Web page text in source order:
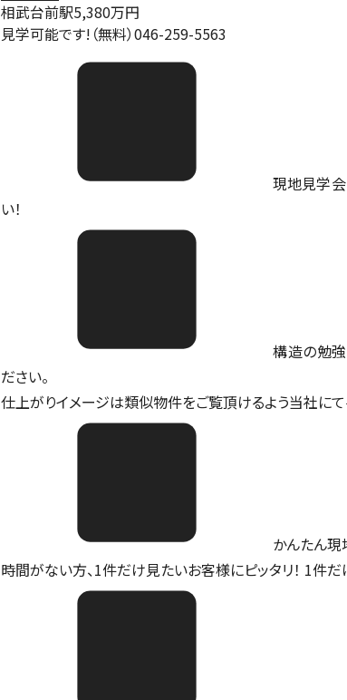
相武台前駅5,380万円
見学可能です!（無料）046-259-5563
現地見学会
い！
構造の勉
ださい。
仕上がりイメージは類似物件をご覧頂けるよう当社にて
かんたん現
時間がない方、1件だけ見たいお客様にピッタリ！ 1件